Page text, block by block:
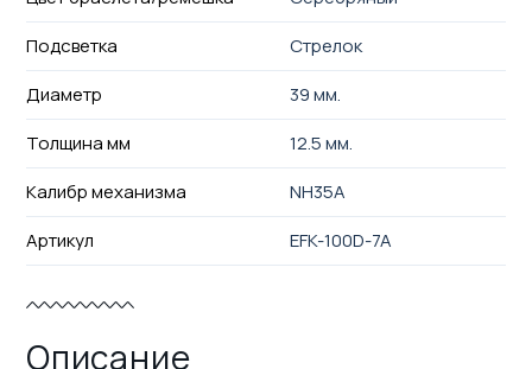
Подсветка
Стрелок
Диаметр
39 мм.
Толщина мм
12.5 мм.
Калибр механизма
NH35A
Артикул
EFK-100D-7A
Описание